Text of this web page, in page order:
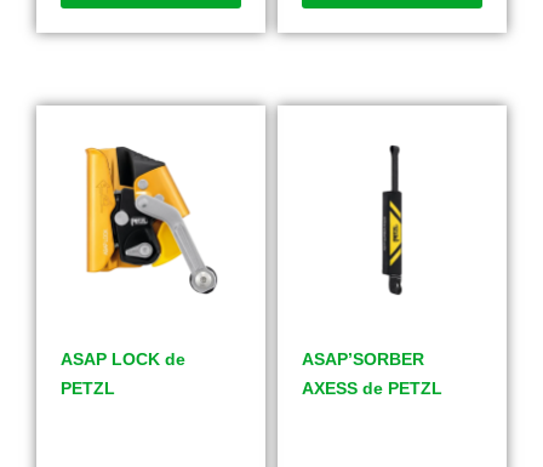
ASAP LOCK de
PETZL
ASAP’SORBER
AXESS de PETZL